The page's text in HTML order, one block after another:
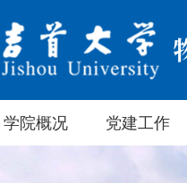
学院概况 党建工作